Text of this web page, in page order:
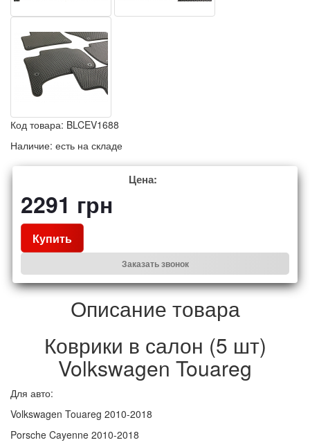
Код товара: BLCEV1688
Наличие: есть на складе
Цена:
2291 грн
Купить
Заказать звонок
Описание товара
Коврики в салон (5 шт)
Volkswagen Touareg
Для авто:
Volkswagen Touareg 2010-2018
Porsche Cayenne 2010-2018